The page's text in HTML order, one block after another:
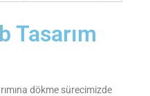
Tasarım
dökme sürecimizde